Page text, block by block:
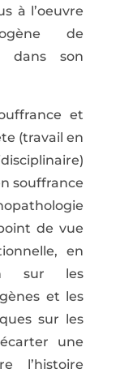
à l’oeuvre
de
dans son
et
(travail en
souffrance
de vue
en
sur les
et les
sur les
une
l’histoire